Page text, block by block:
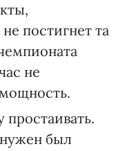
не постигнет та
не
был